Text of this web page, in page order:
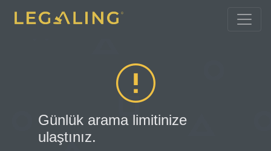
Günlük arama limitinize
ulaştınız.